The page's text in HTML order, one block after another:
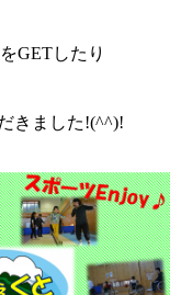
GETしたり
きました!(^^)!